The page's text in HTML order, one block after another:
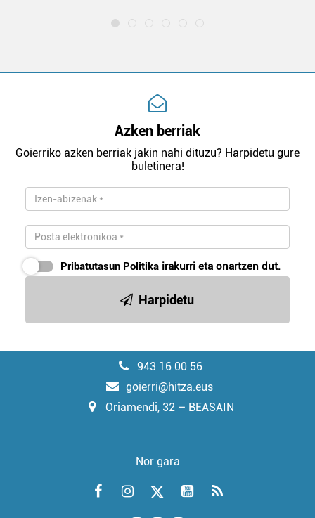
Azken berriak
Goierriko azken berriak jakin nahi dituzu? Harpidetu gure
buletinera!
Pribatutasun Politika irakurri eta onartzen dut.
Harpidetu
943 16 00 56
goierri@hitza.eus
Oriamendi, 32 – BEASAIN
Nor gara